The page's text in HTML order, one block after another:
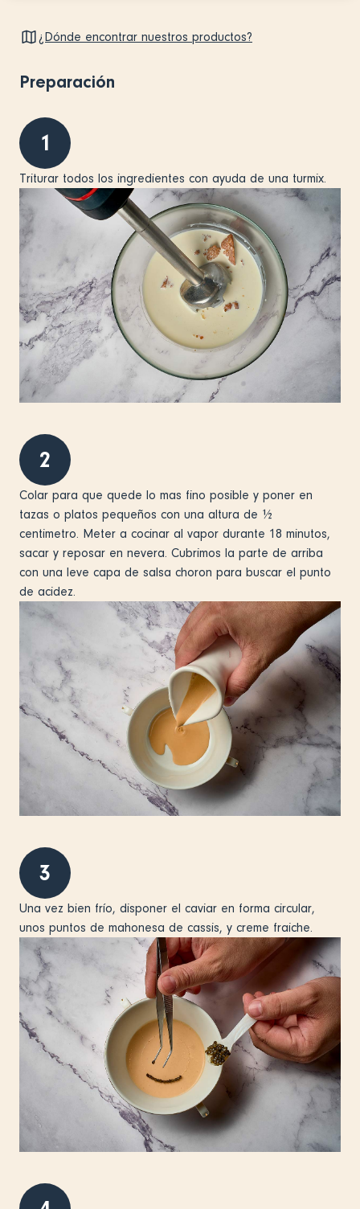
¿Dónde encontrar nuestros productos?
Preparación
1
Triturar todos los ingredientes con ayuda de una turmix.
2
Colar para que quede lo mas fino posible y poner en
tazas o platos pequeños con una altura de ½
centimetro. Meter a cocinar al vapor durante 18 minutos,
sacar y reposar en nevera. Cubrimos la parte de arriba
con una leve capa de salsa choron para buscar el punto
de acidez.
3
Una vez bien frío, disponer el caviar en forma circular,
unos puntos de mahonesa de cassis, y creme fraiche.